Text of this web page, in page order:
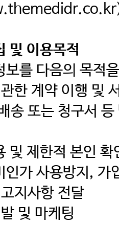
및 이용목적
보를 다음의 목적
한 계약 이행 및
송 또는 청구서
및 제한적 본인
인가 사용방지,
지사항 전달
및 마케팅